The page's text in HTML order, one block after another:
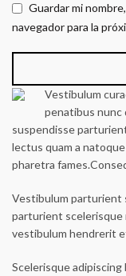
Guardar mi
navegador para la
Vestibulum
penatibus nunc
suspendisse
lectus quam a
pharetra
Vestibulum parturient
parturient scelerisque
vestibulum hendrerit
Scelerisque adipiscing